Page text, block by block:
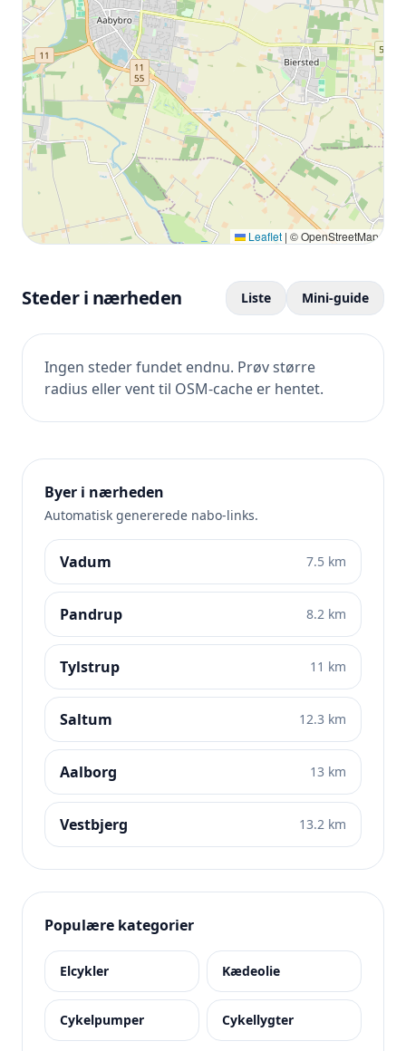
Leaflet | © OpenStreetMap
Steder i nærheden Liste Mini-guide
Ingen steder fundet endnu. Prøv større
radius eller vent til OSM-cache er hentet.
Byer i nærheden
Automatisk genererede nabo-links.
Vadum 7.5 km
Pandrup 8.2 km
Tylstrup 11 km
Saltum 12.3 km
Aalborg 13 km
Vestbjerg 13.2 km
Populære kategorier
Elcykler Kædeolie
Cykelpumper Cykellygter